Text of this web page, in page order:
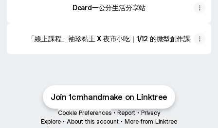
Dcard一公分生活分享站
「線上課程」袖珍黏土 X 夜市小吃｜1/12 的微型創作課
Join 1cmhandmake on Linktree
Cookie Preferences • Report • Privacy
Explore • About this account • More from Linktree